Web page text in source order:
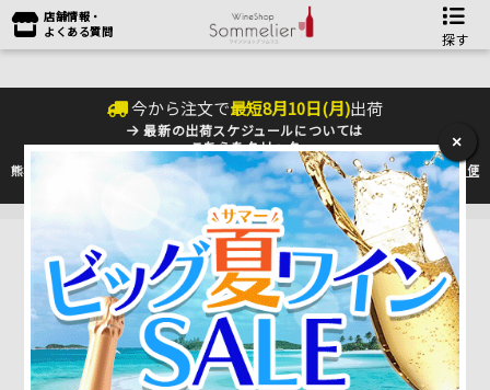
店舗情報・
よくある質問
探す
今から注文で最短8月10日(月)出荷
最新の出荷スケジュールについては
こちらをクリック
熊本地震の影響により九州への配送に遅れが生じております。最新情報は佐川急便
のHP
をご確認下さい。
×